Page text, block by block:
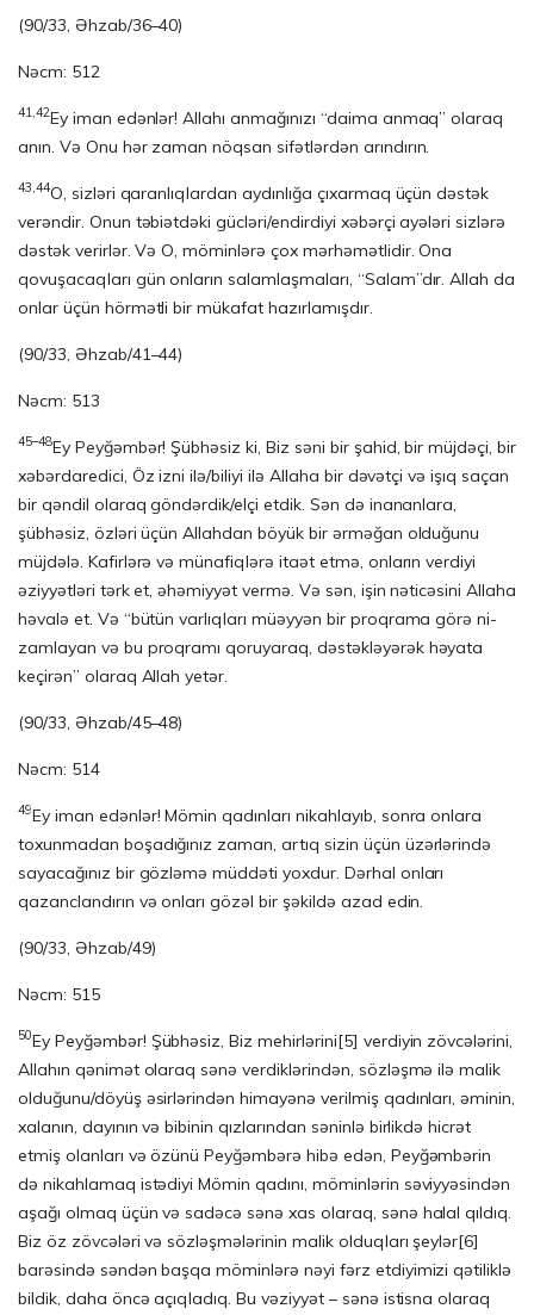
(90/33, Əhzab/36–40)
Nəcm: 512
41,42Ey iman edənlər! Allahı anmağınızı “daima anmaq” olaraq
anın. Və Onu hər zaman nöqsan sifətlərdən arındırın.
43,44O, sizləri qaranlıqlardan aydınlığa çıxarmaq üçün dəstək
verəndir. Onun təbiətdəki gücləri/endirdiyi xəbərçi ayələri sizlərə
dəstək verirlər. Və O, möminlərə çox mərhəmətlidir. Ona
qovuşacaqları gün onların salamlaşmaları, “Salam”dır. Allah da
onlar üçün hörmətli bir mükafat hazırlamışdır.
(90/33, Əhzab/41–44)
Nəcm: 513
45–48Ey Peyğəmbər! Şübhəsiz ki, Biz səni bir şahid, bir müjdəçi, bir
xəbərdaredici, Öz izni ilə/biliyi ilə Allaha bir dəvətçi və işıq saçan
bir qəndil olaraq göndərdik/elçi etdik. Sən də inananlara,
şübhəsiz, özləri üçün Allahdan böyük bir ərməğan olduğu­nu
müjdələ. Kafirlərə və mü­nafiqlərə itaət etmə, onların verdiyi
əziyyətləri tərk et, əhəmiyyət vermə. Və sən, işin nəticəsini Allaha
həvalə et. Və “bütün varlıqları müəyyən bir proqrama görə ni­
zam­­layan və bu proqramı qoruyaraq, dəstəkləyərək həyata
keçirən” olaraq Allah ye­tər.
(90/33, Əhzab/45–48)
Nəcm: 514
49Ey iman edənlər! Mömin qadınları nikahlayıb, sonra onlara
toxunmadan boşadığınız zaman, artıq sizin üçün üzərlərində
sayacağınız bir gözləmə müddəti yoxdur. Dərhal onları
qazanclandırın və onları gözəl bir şəkildə azad edin.
(90/33, Əhzab/49)
Nəcm: 515
50Ey Peyğəmbər! Şübhəsiz, Biz mehirlərini[5] verdiyin zövcələrini,
Allahın qənimət olaraq sənə verdiklərindən, sözləşmə ilə malik
olduğunu/döyüş əsirlərindən hima­yə­nə verilmiş qadınları, əminin,
xalanın, dayının və bibinin qızlarından səninlə birlikdə hicrət
etmiş olanları və özünü Peyğəmbərə hibə edən, Peyğəmbərin
də nikah­la­maq istədiyi Mömin qadını, möminlərin səviyyəsindən
aşağı olmaq üçün və sadəcə sənə xas olaraq, sənə halal qıldıq.
Biz öz zövcələri və sözləşmələrinin malik olduq­la­rı şeylər[6]
barəsində səndən başqa möminlərə nəyi fərz etdiyimizi qətiliklə
bil­dik, daha öncə açıqladıq. Bu vəziyyət – sənə istisna olaraq